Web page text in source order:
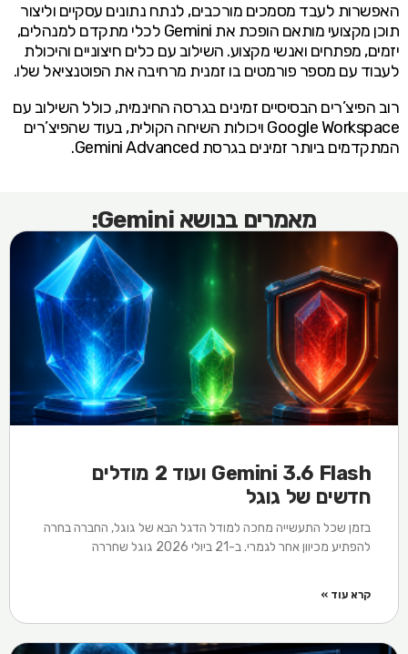
האפשרות לעבד מסמכים מורכבים, לנתח נתונים עסקיים וליצור
תוכן מקצועי מותאם הופכת את Gemini לכלי מתקדם למנהלים,
יזמים, מפתחים ואנשי מקצוע. השילוב עם כלים חיצוניים והיכולת
לעבוד עם מספר פורמטים בו זמנית מרחיבה את הפוטנציאל שלו.
רוב הפיצ’רים הבסיסיים זמינים בגרסה החינמית, כולל השילוב עם
Google Workspace ויכולות השיחה הקולית, בעוד שהפיצ’רים
המתקדמים ביותר זמינים בגרסת Gemini Advanced.
מאמרים בנושא Gemini:
Gemini 3.6 Flash ועוד 2 מודלים
חדשים של גוגל
בזמן שכל התעשייה מחכה למודל הדגל הבא של גוגל, החברה בחרה
להפתיע מכיוון אחר לגמרי. ב-21 ביולי 2026 גוגל שחררה
קרא עוד »